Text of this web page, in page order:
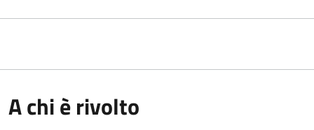
A chi è rivolto